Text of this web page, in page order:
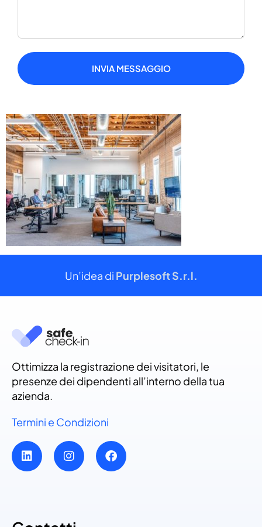
INVIA MESSAGGIO
Un’idea di Purplesoft S.r.l.
Ottimizza la registrazione dei visitatori, le
presenze dei dipendenti all’interno della tua
azienda.
Termini e Condizioni